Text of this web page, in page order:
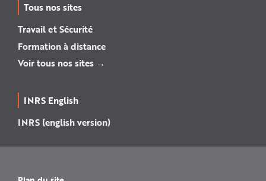
Tous nos sites
Travail et Sécurité
Formation à distance
Voir tous nos sites →
INRS English
INRS (english version)